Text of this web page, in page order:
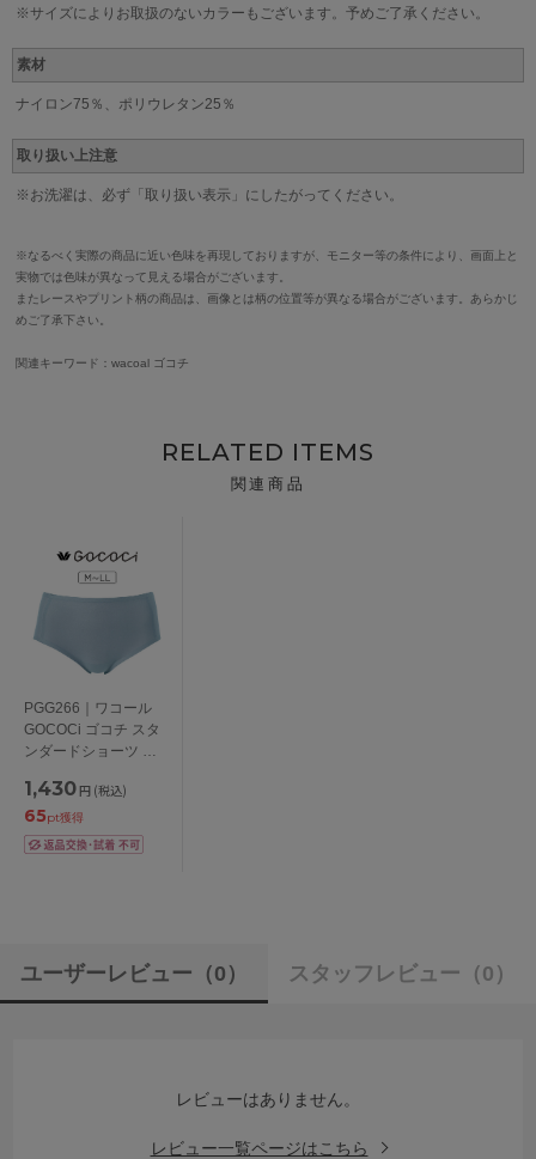
※サイズによりお取扱のないカラーもございます。予めご了承ください。
素材
ナイロン75％、ポリウレタン25％
取り扱い上注意
※お洗濯は、必ず「取り扱い表示」にしたがってください。
※なるべく実際の商品に近い色味を再現しておりますが、モニター等の条件により、画面上と
実物では色味が異なって見える場合がございます。
またレースやプリント柄の商品は、画像とは柄の位置等が異なる場合がございます。あらかじ
めご了承下さい。
関連キーワード：wacoal ゴコチ
RELATED ITEMS
関連商品
PGG266｜ワコール
GOCOCi ゴコチ スタ
ンダードショーツ は
M/L/LL
1,430 円 (税込)
65pt獲得
ユーザーレビュー （0） スタッフレビュー （0）
レビューはありません。
レビュー一覧ページはこちら